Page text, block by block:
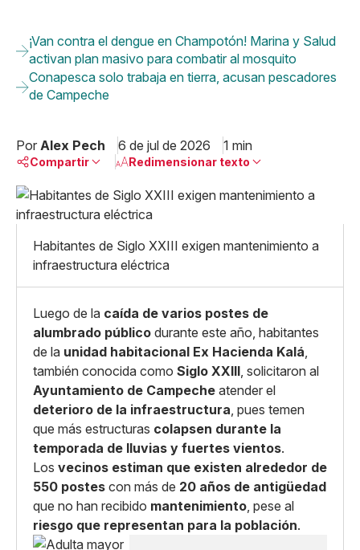
¡Van contra el dengue en Champotón! Marina y Salud
activan plan masivo para combatir al mosquito
Conapesca solo trabaja en tierra, acusan pescadores
de Campeche
Por Alex Pech 6 de jul de 2026 1 min
Compartir
Linkedin
X
Copiar enlace
Redimensionar texto
Mediano
Grande
Habitantes de Siglo XXIII exigen mantenimiento a
infraestructura eléctrica
Luego de la caída de varios postes de
alumbrado público durante este año, habitantes
de la unidad habitacional Ex Hacienda Kalá,
también conocida como Siglo XXIII, solicitaron al
Ayuntamiento de Campeche atender el
deterioro de la infraestructura, pues temen
que más estructuras colapsen durante la
temporada de lluvias y fuertes vientos.
Los vecinos estiman que existen alrededor de
550 postes con más de 20 años de antigüedad
que no han recibido mantenimiento, pese al
riesgo que representan para la población.